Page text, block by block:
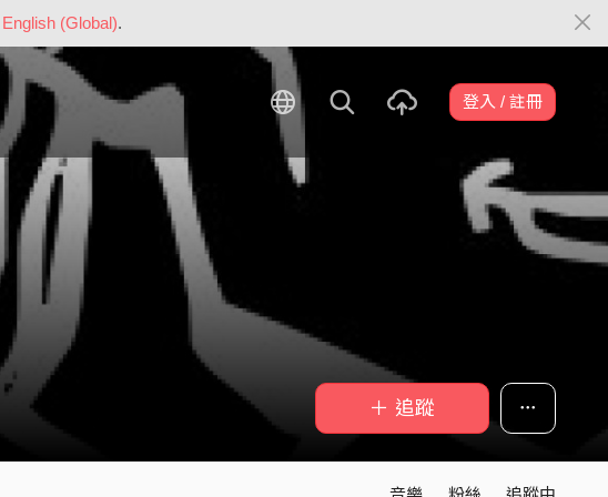
English (Global).
登入 / 註冊
＋ 追蹤